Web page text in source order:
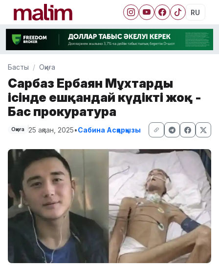
RU
Басты Оқиға
Cарбаз Ербаян Мұхтардың
ісінде ешқандай күдікті жоқ -
Бас прокуратура
Оқиға 25 ақпан, 2025•Сабина Асқарқызы